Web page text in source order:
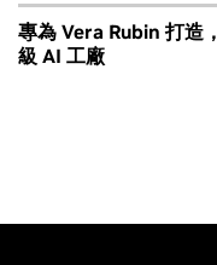
專為 Vera Rubin 打造
級 AI 工廠